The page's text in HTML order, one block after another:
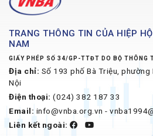
TRANG THÔNG TIN CỦA HIỆP
NAM
GIẤY PHÉP SỐ 34/GP-TTĐT DO BỘ THÔNG
Địa chỉ: Số 193 phố Bà Triệu, phường
Nội
Điện thoại: (024) 382 187 33
Email: info@vnba.org.vn -
Liên kết ngoài: